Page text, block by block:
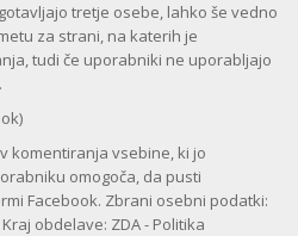
tretje osebe, lahko še vedno
za strani, na katerih je
tudi če uporabniki ne uporabljajo
komentiranja vsebine, ki jo
omogoča, da pusti
Facebook. Zbrani osebni podatki:
obdelave: ZDA - Politika